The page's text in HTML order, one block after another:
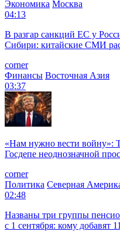
Экономика Москва
04:13
В разгар санкций ЕС у
Сибири: китайские СМИ
corner
Финансы Восточная Азия
03:37
«Нам нужно вести войну»:
Госдепе неоднозначной
corner
Политика Северная
02:48
Названы три группы
с 1 сентября: кому добавят